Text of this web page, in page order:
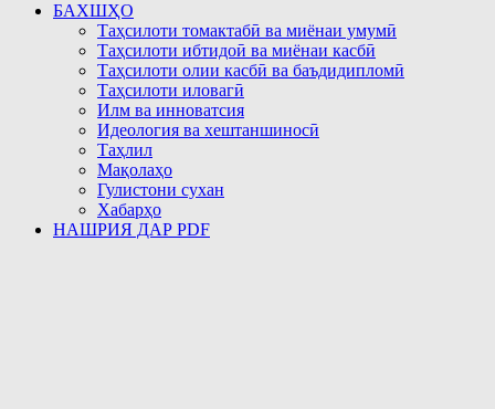
БАХШҲО
Таҳсилоти томактабӣ ва миёнаи умумӣ
Таҳсилоти ибтидоӣ ва миёнаи касбӣ
Таҳсилоти олии касбӣ ва баъдидипломӣ
Таҳсилоти иловагӣ
Илм ва инноватсия
Идеология ва хештаншиносӣ
Таҳлил
Мақолаҳо
Гулистони сухан
Хабарҳо
НАШРИЯ ДАР PDF